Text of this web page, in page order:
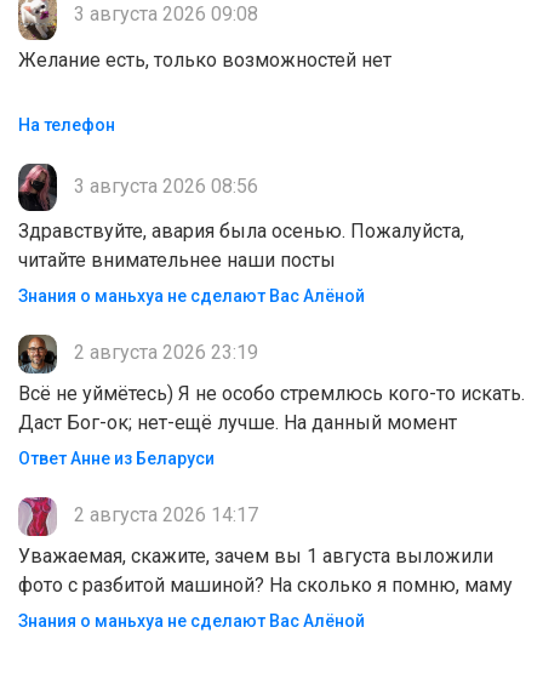
3 августа 2026 09:08
Желание есть, только возможностей нет
На телефон
3 августа 2026 08:56
Здравствуйте, авария была осенью. Пожалуйста,
читайте внимательнее наши посты
Знания о маньхуа не сделают Вас Алëной
2 августа 2026 23:19
Всё не уймётесь) Я не особо стремлюсь кого-то искать.
Даст Бог-ок; нет-ещё лучше. На данный момент
Ответ Анне из Беларуси
2 августа 2026 14:17
Уважаемая, скажите, зачем вы 1 августа выложили
фото с разбитой машиной? На сколько я помню, маму
Знания о маньхуа не сделают Вас Алëной